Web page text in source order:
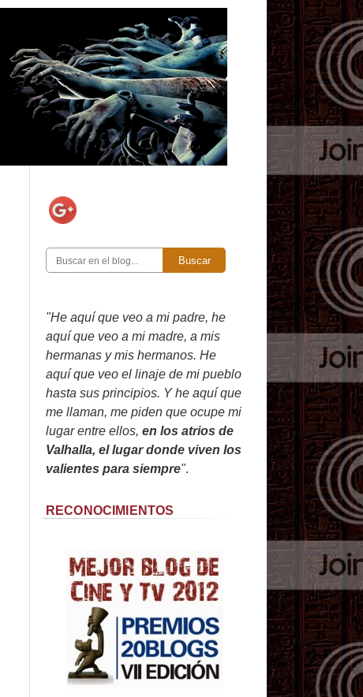
Buscar
"He aquí que veo a mi padre, he
aquí que veo a mi madre, a mis
hermanas y mis hermanos. He
aquí que veo el linaje de mi pueblo
hasta sus principios. Y he aquí que
me llaman, me piden que ocupe mi
lugar entre ellos, en los atrios de
Valhalla, el lugar donde viven los
valientes para siempre".
RECONOCIMIENTOS